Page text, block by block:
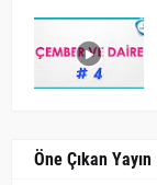
Öne Çıkan Yayın